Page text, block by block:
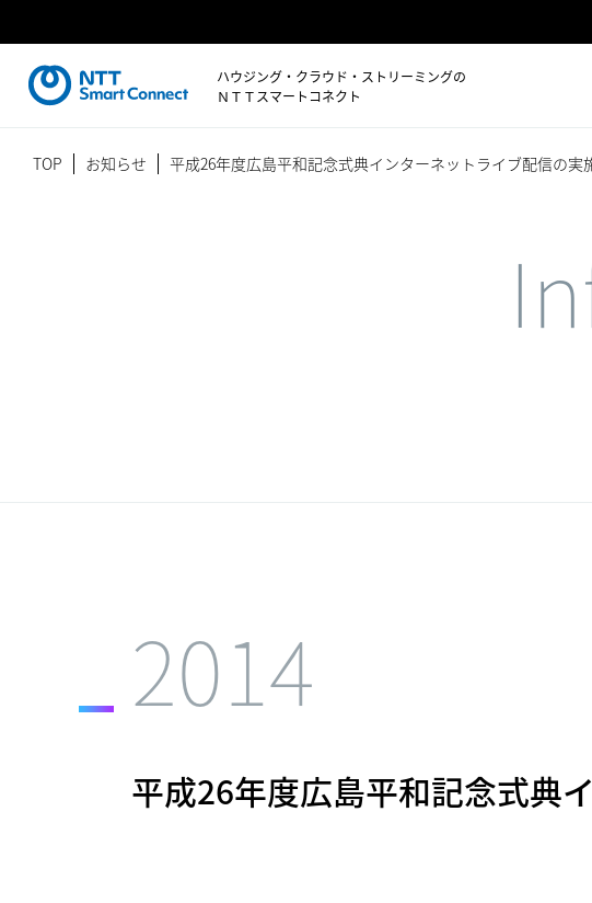
ハウジング・クラウド・ストリーミングの
ＮＴＴスマートコネクト
TOP お知らせ 平成26年度広島平和記念式典インターネットライブ配信の実
2014
平成26年度広島平和記念式典